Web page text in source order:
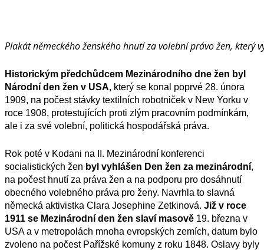
Plakát německého ženského hnutí za volební právo žen, který
Historickým předchůdcem Mezinárodního dne žen byl
Národní den žen v USA, který se konal poprvé 28. února
1909, na počest stávky textilních robotniček v New Yorku v
roce 1908, protestujících proti zlým pracovním podmínkám,
ale i za své volební, politická hospodářská práva.
Rok poté v Kodani na II. Mezinárodní konferenci
socialistických žen byl vyhlášen Den žen za mezinárodní,
na počest hnutí za práva žen a na podporu pro dosáhnutí
obecného volebného práva pro ženy. Navrhla to slavná
německá aktivistka Clara Josephine Zetkinová. Již v roce
1911 se Mezinárodní den žen slaví masově 19. března v
USA a v metropolách mnoha evropských zemích, datum bylo
zvoleno na počest Pařížské komuny z roku 1848. Oslavy byly